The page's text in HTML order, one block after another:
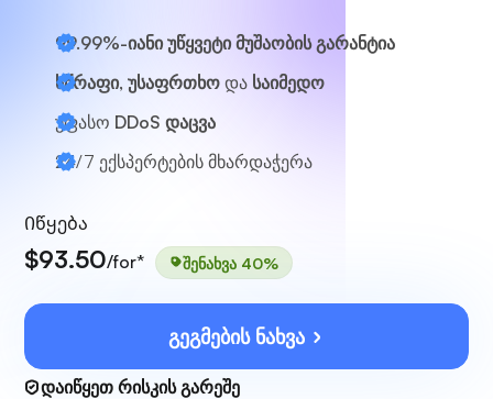
99.99%-იანი უწყვეტი მუშაობის გარანტია
სწრაფი, უსაფრთხო და საიმედო
უფასო DDoS დაცვა
24/7 ექსპერტების მხარდაჭერა
Იწყება
$93.50/for* შენახვა 40%
გეგმების ნახვა
დაიწყეთ რისკის გარეშე